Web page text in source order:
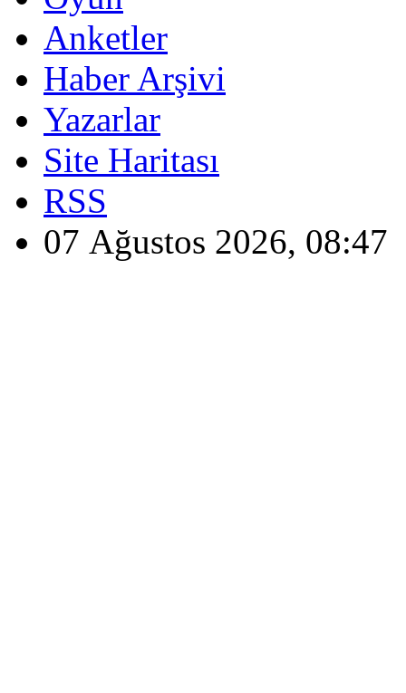
Anketler
Haber Arşivi
Yazarlar
Site Haritası
RSS
07 Ağustos 2026, 08:47